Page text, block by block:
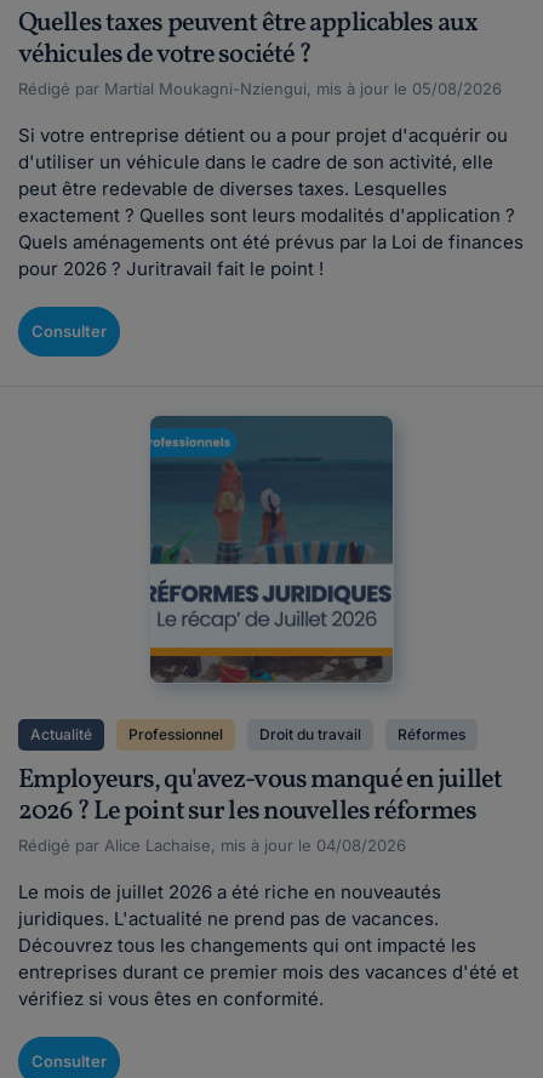
Quelles taxes peuvent être applicables aux
véhicules de votre société ?
Rédigé par Martial Moukagni-Nziengui, mis à jour le 05/08/2026
Si votre entreprise détient ou a pour projet d'acquérir ou
d'utiliser un véhicule dans le cadre de son activité, elle
peut être redevable de diverses taxes. Lesquelles
exactement ? Quelles sont leurs modalités d'application ?
Quels aménagements ont été prévus par la Loi de finances
pour 2026 ? Juritravail fait le point !
Consulter
Actualité Professionnel Droit du travail Réformes
Employeurs, qu'avez-vous manqué en juillet
2026 ? Le point sur les nouvelles réformes
Rédigé par Alice Lachaise, mis à jour le 04/08/2026
Le mois de juillet 2026 a été riche en nouveautés
juridiques. L'actualité ne prend pas de vacances.
Découvrez tous les changements qui ont impacté les
entreprises durant ce premier mois des vacances d'été et
vérifiez si vous êtes en conformité.
Consulter